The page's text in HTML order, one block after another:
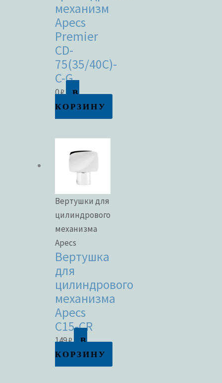
механизм
Apecs
Premier
CD-
75(35/40C)-
C-G
0₽
В
КОРЗИНУ
Вертушки для
цилиндрового
механизма
Apecs
Вертушка
для
цилиндрового
механизма
Apecs
C15-CR
149₽
В
КОРЗИНУ